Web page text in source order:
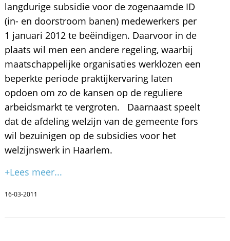
langdurige subsidie voor de zogenaamde ID
(in- en doorstroom banen) medewerkers per
1 januari 2012 te beëindigen. Daarvoor in de
plaats wil men een andere regeling, waarbij
maatschappelijke organisaties werklozen een
beperkte periode praktijkervaring laten
opdoen om zo de kansen op de reguliere
arbeidsmarkt te vergroten. Daarnaast speelt
dat de afdeling welzijn van de gemeente fors
wil bezuinigen op de subsidies voor het
welzijnswerk in Haarlem.
+Lees meer...
16-03-2011